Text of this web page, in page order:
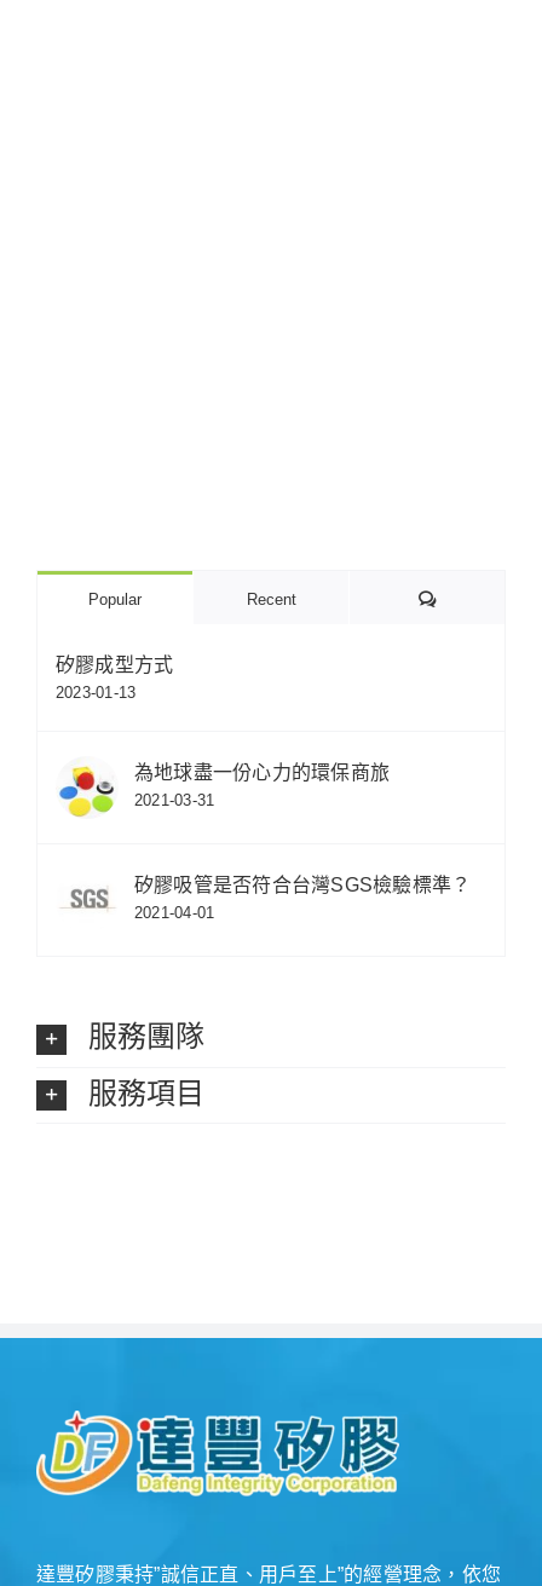
Popular Recent Comments
矽膠成型方式
2023-01-13
為地球盡一份心力的環保商旅
2021-03-31
矽膠吸管是否符合台灣SGS檢驗標準？
2021-04-01
服務團隊
服務項目
達豐矽膠秉持”誠信正直、用戶至上”的經營理念，依您